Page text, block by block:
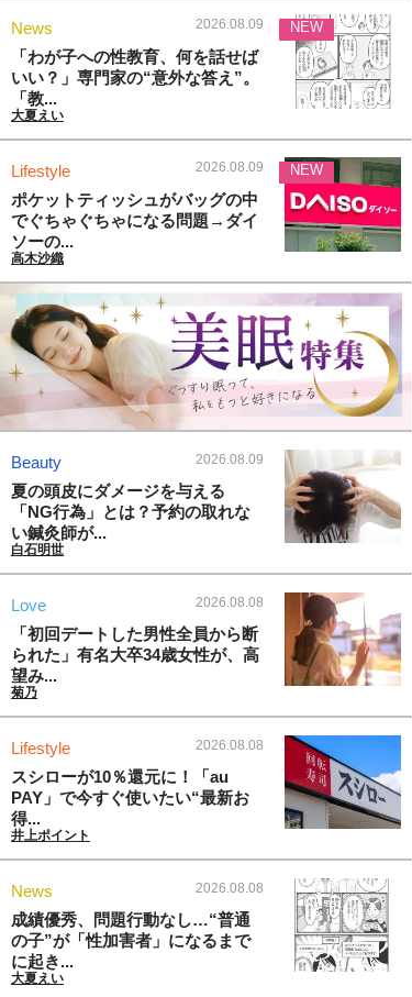
News 2026.08.09
「わが子への性教育、何を話せば
いい？」専門家の“意外な答え”。
「教...
大夏えい
NEW
Lifestyle 2026.08.09
ポケットティッシュがバッグの中
でぐちゃぐちゃになる問題→ダイ
ソーの...
高木沙織
NEW
Beauty 2026.08.09
夏の頭皮にダメージを与える
「NG行為」とは？予約の取れな
い鍼灸師が...
白石明世
Love 2026.08.08
「初回デートした男性全員から断
られた」有名大卒34歳女性が、高
望み...
菊乃
Lifestyle 2026.08.08
スシローが10％還元に！「au
PAY」で今すぐ使いたい“最新お
得...
井上ポイント
News 2026.08.08
成績優秀、問題行動なし…“普通
の子”が「性加害者」になるまで
に起き...
大夏えい